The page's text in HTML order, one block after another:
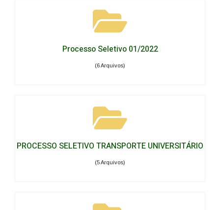
Processo Seletivo 01/2022
(6 Arquivos)
PROCESSO SELETIVO TRANSPORTE UNIVERSITÁRIO
(5 Arquivos)